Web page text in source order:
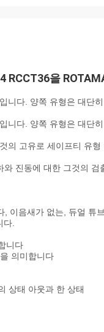
RCCT36을
니다. 양쪽 유형은 대단
니다. 양쪽 유형은 대단
의 고유로 세이프티 유
진동에 대한 그것의
이음새가 없는, 듀얼 튜
.
니다
의미합니다
상태 아웃과 한 상태